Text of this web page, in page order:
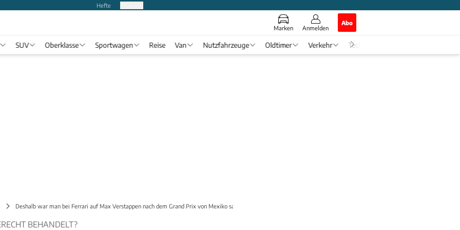
Hefte
Marken Anmelden
Abo
SUV Oberklasse Sportwagen Reise Van Nutzfahrzeuge Oldtimer Verkehr Tech & Zukunft
Deshalb war man bei Ferrari auf Max Verstappen nach dem Grand Prix von Mexiko sauer
BEHANDELT?